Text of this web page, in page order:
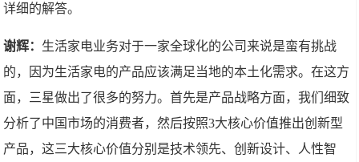
详细的解答。
谢辉： 生活家电业务对于一家全球化的公司来说是蛮有挑战
的，因为生活家电的产品应该满足当地的本土化需求。在这方
面，三星做出了很多的努力。首先是产品战略方面，我们细致
分析了中国市场的消费者，然后按照3大核心价值推出创新型
产品，这三大核心价值分别是技术领先、创新设计、人性智